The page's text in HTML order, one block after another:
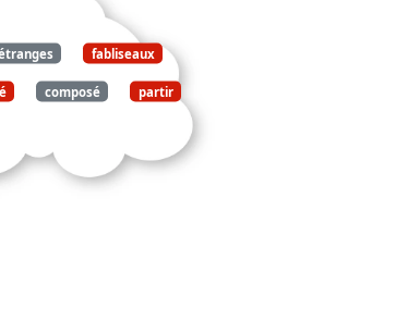
fabliseaux
composé partir